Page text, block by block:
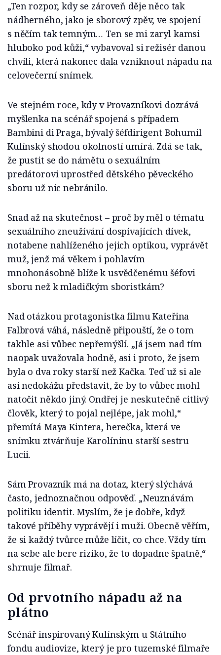
„Ten rozpor, kdy se zároveň děje něco tak
nádherného, jako je sborový zpěv, ve spojení
s něčím tak temným… Ten se mi zaryl kamsi
hluboko pod kůži,“ vybavoval si režisér danou
chvíli, která nakonec dala vzniknout nápadu na
celovečerní snímek.
Ve stejném roce, kdy v Provazníkovi dozrává
myšlenka na scénář spojená s případem
Bambini di Praga, bývalý šéfdirigent Bohumil
Kulínský shodou okolností umírá. Zdá se tak,
že pustit se do námětu o sexuálním
predátorovi uprostřed dětského pěveckého
sboru už nic nebránilo.
Snad až na skutečnost – proč by měl o tématu
sexuálního zneužívání dospívajících dívek,
notabene nahlíženého jejich optikou, vyprávět
muž, jenž má věkem i pohlavím
mnohonásobně blíže k usvědčenému šéfovi
sboru než k mladičkým sboristkám?
Nad otázkou protagonistka filmu Kateřina
Falbrová váhá, následně připouští, že o tom
takhle asi vůbec nepřemýšlí. „Já jsem nad tím
naopak uvažovala hodně, asi i proto, že jsem
byla o dva roky starší než Kačka. Teď už si ale
asi nedokážu představit, že by to vůbec mohl
natočit někdo jiný. Ondřej je neskutečně citlivý
člověk, který to pojal nejlépe, jak mohl,“
přemítá Maya Kintera, herečka, která ve
snímku ztvárňuje Karolíninu starší sestru
Lucii.
Sám Provazník má na dotaz, který slýchává
často, jednoznačnou odpověď. „Neuznávám
politiku identit. Myslím, že je dobře, když
takové příběhy vyprávějí i muži. Obecně věřím,
že si každý tvůrce může líčit, co chce. Vždy tím
na sebe ale bere riziko, že to dopadne špatně,“
shrnuje filmař.
Od prvotního nápadu až na
plátno
Scénář inspirovaný Kulínským u Státního
fondu audiovize, který je pro tuzemské filmaře